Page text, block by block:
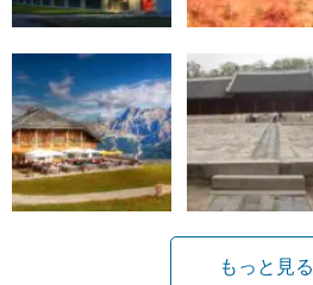
もっと見る